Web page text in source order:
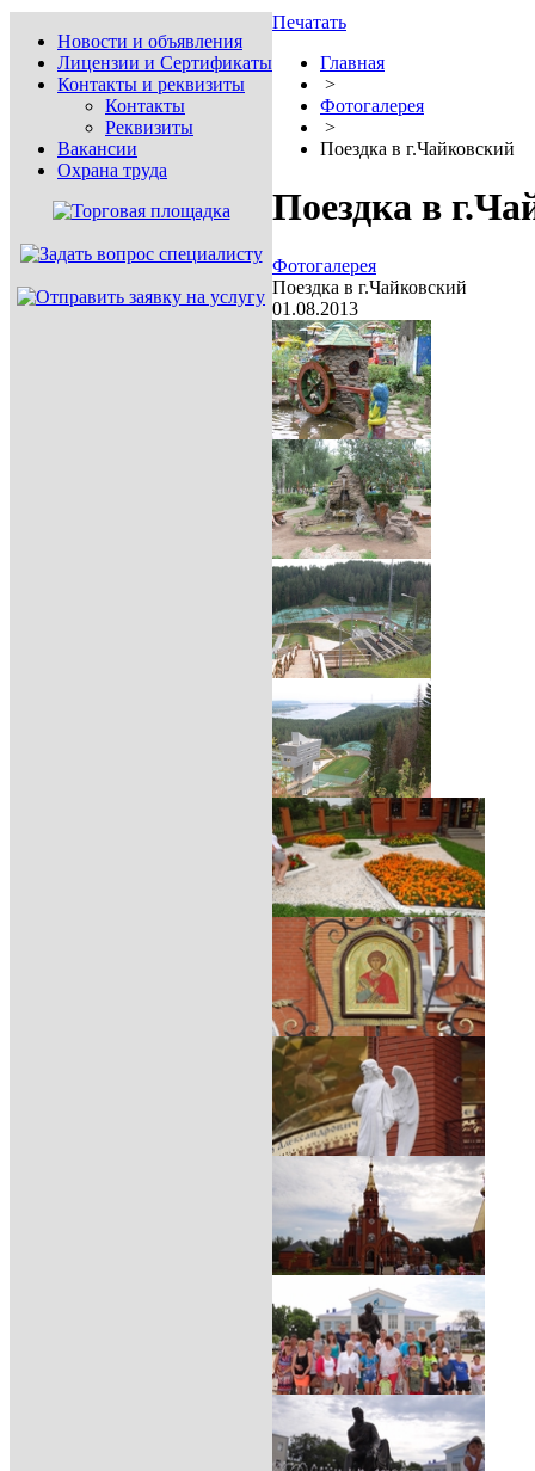
Новости и объявления
Лицензии и Сертификаты
Контакты и реквизиты
Контакты
Реквизиты
Вакансии
Охрана труда
Печатать
Главная
>
Фотогалерея
>
Поездка в г.Чайковский
Поездка в
Фотогалерея
Поездка в г.Чайковский
01.08.2013